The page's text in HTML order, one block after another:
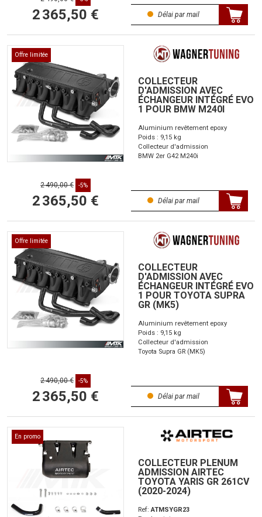
2 365,50 € Délai par mail
Offre limitée
COLLECTEUR
D'ADMISSION AVEC
ÉCHANGEUR INTÉGRÉ EVO
1 POUR BMW M240I
Aluminium revêtement epoxy
Poids : 9,15 kg
Collecteur d'admission
BMW 2er G42 M240i
2 490,00 € -5%
2 365,50 € Délai par mail
Offre limitée
COLLECTEUR
D'ADMISSION AVEC
ÉCHANGEUR INTÉGRÉ EVO
1 POUR TOYOTA SUPRA
GR (MK5)
Aluminium revêtement epoxy
Poids : 9,15 kg
Collecteur d'admission
Toyota Supra GR (MK5)
2 490,00 € -5%
2 365,50 € Délai par mail
En promo
COLLECTEUR PLENUM
ADMISSION AIRTEC
TOYOTA YARIS GR 261CV
(2020-2024)
Ref:ATMSYGR23